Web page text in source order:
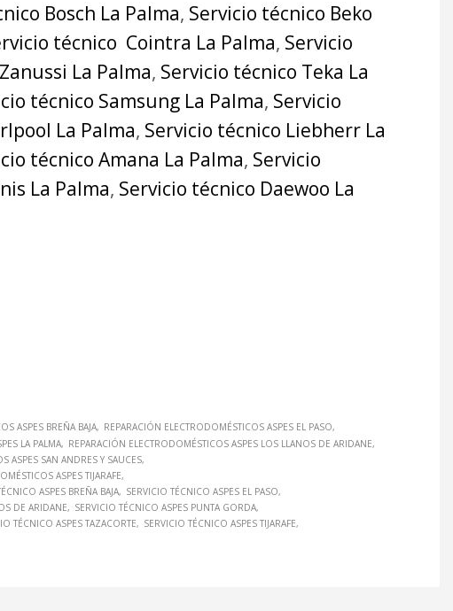
Bosch La Palma, Servicio técnico Beko
técnico Cointra La Palma, Servicio
La Palma, Servicio técnico Teka La
técnico Samsung La Palma, Servicio
La Palma, Servicio técnico Liebherr La
técnico Amana La Palma, Servicio
La Palma, Servicio técnico Daewoo La
ASPES BREÑA BAJA
REPARACIÓN ELECTRODOMÉSTICOS ASPES EL PASO
LA PALMA
REPARACIÓN ELECTRODOMÉSTICOS ASPES LOS LLANOS DE ARIDANE
ASPES SAN ANDRES Y SAUCES
ASPES TIJARAFE
ASPES BREÑA BAJA
SERVICIO TÉCNICO ASPES EL PASO
DE ARIDANE
SERVICIO TÉCNICO ASPES PUNTA GORDA
TÉCNICO ASPES TAZACORTE
SERVICIO TÉCNICO ASPES TIJARAFE